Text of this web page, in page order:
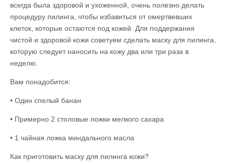
всегда была здоровой и ухоженной, очень полезно делать
процедуру пилинга, чтобы избавиться от омертвевших
клеток, которые остаются под кожей. Для поддержания
чистой и здоровой кожи советуем сделать маску для пилинга,
которую следует наносить на кожу два или три раза в
неделю.
Вам понадобится:
• Один спелый банан
• Примерно 2 столовые ложки мелкого сахара
• 1 чайная ложка миндального масла
Как приготовить маску для пилинга кожи?